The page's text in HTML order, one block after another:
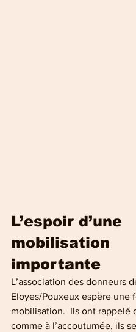
L’espoir d’une
mobilisation
importante
L’association des donneurs
Eloyes/Pouxeux espère une
mobilisation.  Ils ont rappelé
comme à l’accoutumée, ils